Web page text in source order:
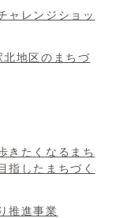
ャレンジショッ
地区のまちづ
きたくなるまち
指したまちづく
推進事業